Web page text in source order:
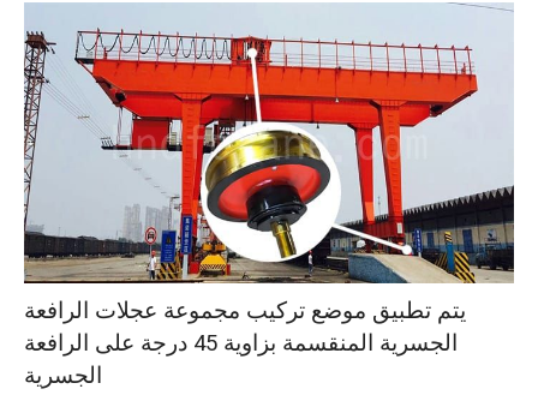
يتم تطبيق موضع تركيب مجموعة عجلات الرافعة
الجسرية المنقسمة بزاوية 45 درجة على الرافعة
الجسرية